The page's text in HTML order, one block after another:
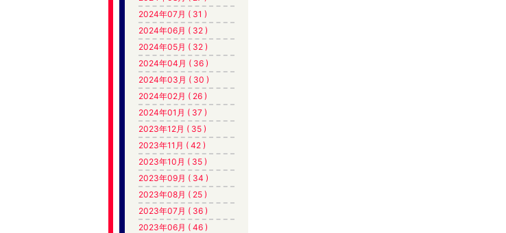
2024年07月 ( 31 )
2024年06月 ( 32 )
2024年05月 ( 32 )
2024年04月 ( 36 )
2024年03月 ( 30 )
2024年02月 ( 26 )
2024年01月 ( 37 )
2023年12月 ( 35 )
2023年11月 ( 42 )
2023年10月 ( 35 )
2023年09月 ( 34 )
2023年08月 ( 25 )
2023年07月 ( 36 )
2023年06月 ( 46 )